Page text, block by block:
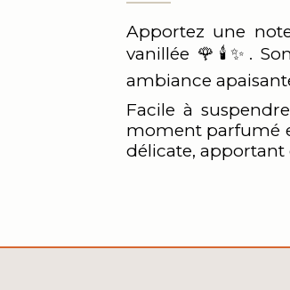
Apportez une
vanillée 🌹🕯️✨.
ambiance
Facile à
moment parfumé
délicate,